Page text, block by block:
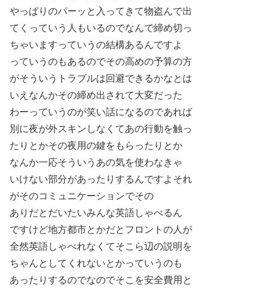
やっぱりのパーッと入ってきて物盗んで出
てくっていう人もいるのでなんで締め切っ
ちゃいますっていうの結構あるんですよ
っていうのもあるのでその高めの予算の方
がそういうトラブルは回避できるかなとは
いえなんかその締め出されて大変だった
わーっていうのが笑い話になるのであれば
別に夜が外スキンしなくてあの行動を触っ
たりとかその夜用の鍵をもらったりとか
なんか一応そういうあの気を使わなきゃ
いけない部分があったりするんですよそれ
がそのコミュニケーションでその
ありだとだいたいみんな英語しゃべるん
ですけど地方都市とかだとフロントの人が
全然英語しゃべれなくてそこら辺の説明を
ちゃんとしてくれないとかっていうのも
あったりするのでなのでそこを安全費用と